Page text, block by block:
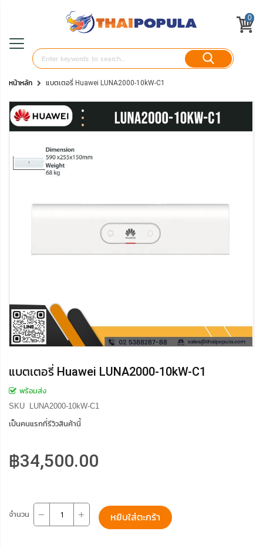
0
หน้าหลัก แบตเตอรี่ Huawei LUNA2000-10kW-C1
แบตเตอรี่ Huawei LUNA2000-10kW-C1
พร้อมส่ง
SKU
LUNA2000-10kW-C1
เป็นคนแรกที่รีวิวสินค้านี้
฿34,500.00
จำนวน หยิบใส่ตะกร้า